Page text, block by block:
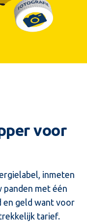
voor
inmeten
met één
en geld want voor
tarief.